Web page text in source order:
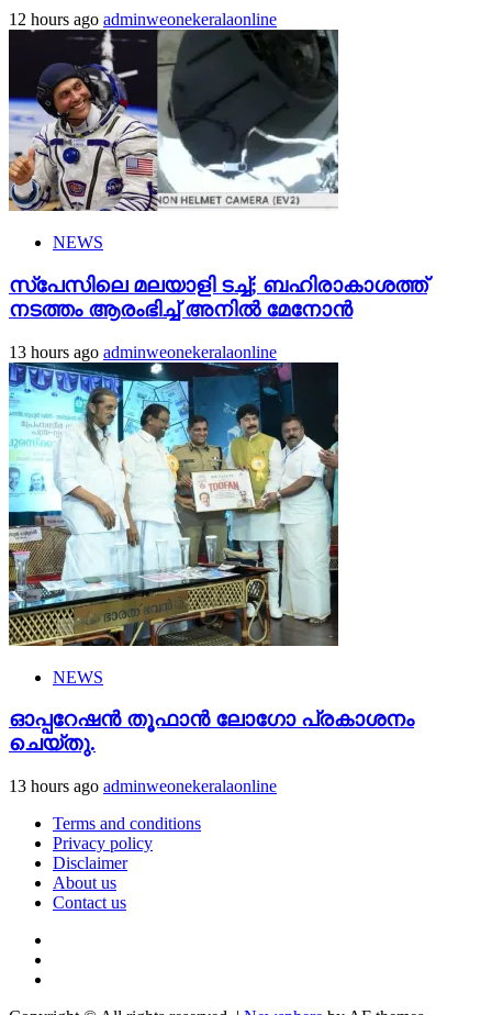
12 hours ago adminweonekeralaonline
NEWS
സ്‌പേസിലെ മലയാളി ടച്ച്; ബഹിരാകാശത്ത്
നടത്തം ആരംഭിച്ച് അനില്‍ മേനോന്‍
13 hours ago adminweonekeralaonline
NEWS
ഓപ്പറേഷൻ തൂഫാൻ ലോഗോ പ്രകാശനം
ചെയ്തു.
13 hours ago adminweonekeralaonline
Terms and conditions
Privacy policy
Disclaimer
About us
Contact us